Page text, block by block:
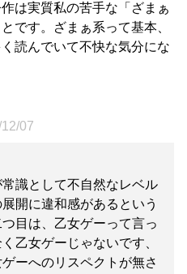
は実質私の苦手な「ざまぁ
です。ざまぁ系って基本、
読んでいて不快な気分にな
07
識として不自然なレベル
開に違和感があるという
目は、乙女ゲーって言っ
乙女ゲーじゃないです、
ーへのリスペクトが無さ